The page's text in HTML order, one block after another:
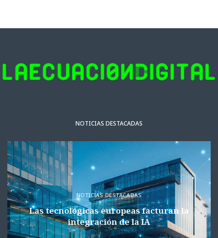
NOTICIAS DESTACADAS
NOTICIAS DESTACADAS
Las tecnológicas europeas facturan la
integración de la IA